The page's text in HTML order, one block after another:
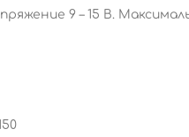
9 – 15 В.